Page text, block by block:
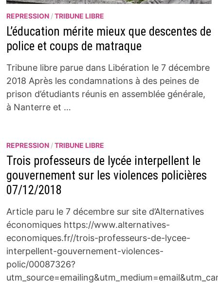
REPRESSION/TRIBUNE LIBRE
L’éducation mérite mieux que descentes de
police et coups de matraque
Tribune libre parue dans Libération le 7 décembre
2018 Après les condamnations à des peines de
prison d’étudiants réunis en assemblée générale,
à Nanterre et …
REPRESSION/TRIBUNE LIBRE
Trois professeurs de lycée interpellent le
gouvernement sur les violences policières
07/12/2018
Article paru le 7 décembre sur site d’Alternatives
économiques https://www.alternatives-
economiques.fr//trois-professeurs-de-lycee-
interpellent-gouvernement-violences-
polic/00087326?